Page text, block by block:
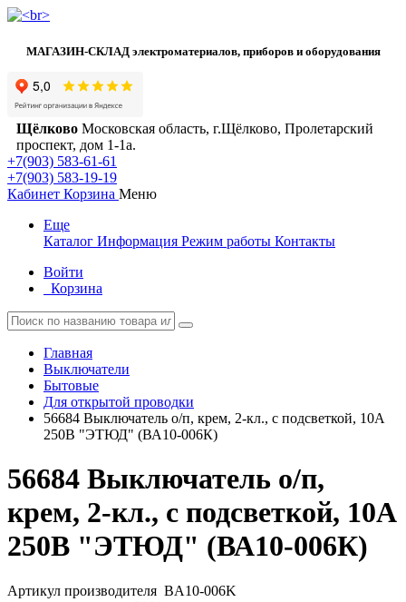
МАГАЗИН-СКЛАД электроматериалов, приборов и оборудования
Щёлково Московская область, г.Щёлково, Пролетарский
проспект, дом 1‑1а.
+7(903) 583-61-61
+7(903) 583-19-19
Кабинет Корзина Меню
Еще
Каталог Информация Режим работы Контакты
Войти
Корзина
Главная
Выключатели
Бытовые
Для открытой проводки
56684 Выключатель о/п, крем, 2-кл., с подсветкой, 10А
250В "ЭТЮД" (ВА10-006К)
56684 Выключатель о/п,
крем, 2-кл., с подсветкой, 10А
250В "ЭТЮД" (ВА10-006К)
Артикул производителя BA10-006K